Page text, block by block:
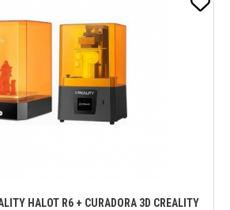
HALOT R6 + CURADORA 3D CREALITY